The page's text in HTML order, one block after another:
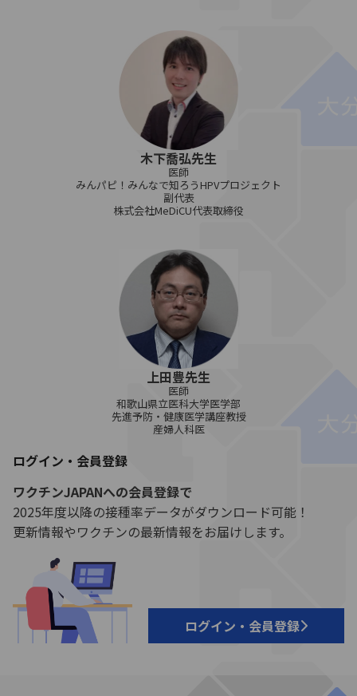
木下喬弘先生
医師
みんパピ！みんなで知ろうHPVプロジェクト
副代表
株式会社MeDiCU代表取締役
上田豊先生
医師
和歌山県立医科大学医学部
先進予防・健康医学講座教授
産婦人科医
ログイン・会員登録
ログイン・会員登録
ワクチンJAPANへの会員登録で
2025年度以降の接種率データがダウンロード可能！
更新情報やワクチンの最新情報をお届けします。